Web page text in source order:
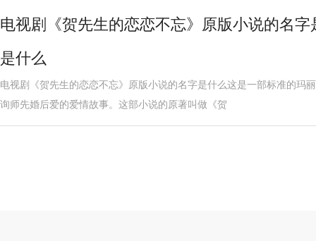
电视剧《贺先生的恋恋不忘》原版小说的名
是什么
电视剧《贺先生的恋恋不忘》原版小说的名字是什么这是一部标准的玛
询师先婚后爱的爱情故事。这部小说的原著叫做《贺